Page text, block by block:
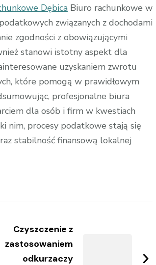
Dębica Biuro rachunkowe w
związanych z dochodami
zgodności z obowiązującymi
stanowi istotny aspekt dla
uzyskaniem zwrotu
które pomogą w prawidłowym
profesjonalne biura
dla osób i firm w kwestiach
nim, procesy podatkowe stają się
stabilność finansową lokalnej
Czyszczenie z
zastosowaniem
odkurzaczy